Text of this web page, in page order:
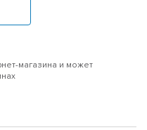
магазина и может